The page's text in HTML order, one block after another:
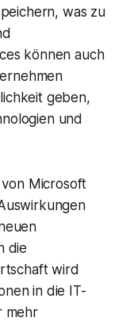
was zu
können auch
geben,
und
Microsoft
die
wird
in die IT-
mehr